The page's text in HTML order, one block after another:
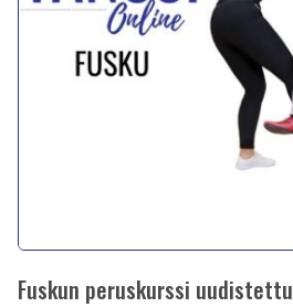
Fuskun peruskurssi uudistettu